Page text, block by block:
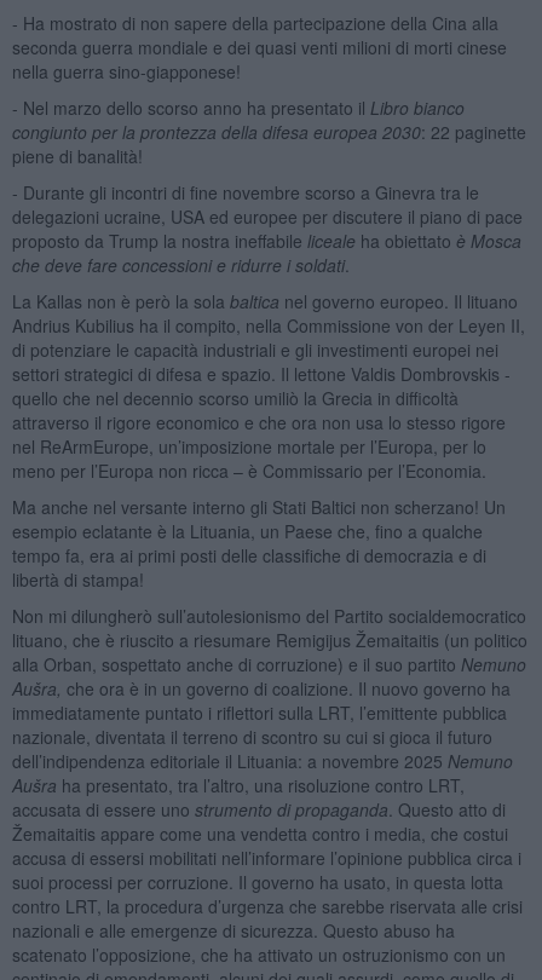
- Ha mostrato di non sapere della partecipazione della Cina alla
seconda guerra mondiale e dei quasi venti milioni di morti cinese
nella guerra sino-giapponese!
- Nel marzo dello scorso anno ha presentato il Libro bianco
congiunto per la prontezza della difesa europea 2030: 22 paginette
piene di banalità!
- Durante gli incontri di fine novembre scorso a Ginevra tra le
delegazioni ucraine, USA ed europee per discutere il piano di pace
proposto da Trump la nostra ineffabile liceale ha obiettato è Mosca
che deve fare concessioni e ridurre i soldati.
La Kallas non è però la sola baltica nel governo europeo. Il lituano
Andrius Kubilius ha il compito, nella Commissione von der Leyen II,
di potenziare le capacità industriali e gli investimenti europei nei
settori strategici di difesa e spazio. Il lettone Valdis Dombrovskis -
quello che nel decennio scorso umiliò la Grecia in difficoltà
attraverso il rigore economico e che ora non usa lo stesso rigore
nel ReArmEurope, un’imposizione mortale per l’Europa, per lo
meno per l’Europa non ricca – è Commissario per l’Economia.
Ma anche nel versante interno gli Stati Baltici non scherzano! Un
esempio eclatante è la Lituania, un Paese che, fino a qualche
tempo fa, era ai primi posti delle classifiche di democrazia e di
libertà di stampa!
Non mi dilungherò sull’autolesionismo del Partito socialdemocratico
lituano, che è riuscito a riesumare Remigijus Žemaitaitis (un politico
alla Orban, sospettato anche di corruzione) e il suo partito Nemuno
Aušra, che ora è in un governo di coalizione. Il nuovo governo ha
immediatamente puntato i riflettori sulla LRT, l’emittente pubblica
nazionale, diventata il terreno di scontro su cui si gioca il futuro
dell’indipendenza editoriale il Lituania: a novembre 2025 Nemuno
Aušra ha presentato, tra l’altro, una risoluzione contro LRT,
accusata di essere uno strumento di propaganda . Questo atto di
Žemaitaitis appare come una vendetta contro i media, che costui
accusa di essersi mobilitati nell’informare l’opinione pubblica circa i
suoi processi per corruzione. Il governo ha usato, in questa lotta
contro LRT, la procedura d’urgenza che sarebbe riservata alle crisi
nazionali e alle emergenze di sicurezza. Questo abuso ha
scatenato l’opposizione, che ha attivato un ostruzionismo con un